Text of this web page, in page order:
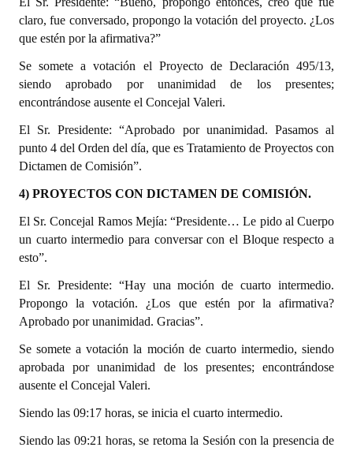
claro, fue conversado, propongo la votación del proyecto. ¿Los
que estén por la afirmativa?”
Se somete a votación el Proyecto de Declaración 495/13,
siendo aprobado por unanimidad de los presentes;
encontrándose ausente el Concejal Valeri.
El Sr. Presidente: “Aprobado por unanimidad. Pasamos al
punto 4 del Orden del día, que es Tratamiento de Proyectos con
Dictamen de Comisión”.
4) PROYECTOS CON DICTAMEN DE COMISIÓN.
El Sr. Concejal Ramos Mejía: “Presidente… Le pido al Cuerpo
un cuarto intermedio para conversar con el Bloque respecto a
esto”.
El Sr. Presidente: “Hay una moción de cuarto intermedio.
Propongo la votación. ¿Los que estén por la afirmativa?
Aprobado por unanimidad. Gracias”.
Se somete a votación la moción de cuarto intermedio, siendo
aprobada por unanimidad de los presentes; encontrándose
ausente el Concejal Valeri.
Siendo las 09:17 horas, se inicia el cuarto intermedio.
Siendo las 09:21 horas, se retoma la Sesión con la presencia de